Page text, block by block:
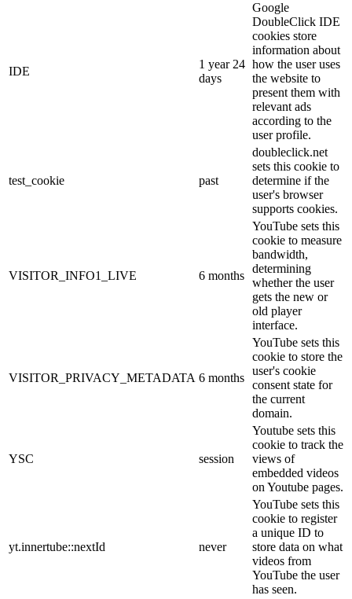
IDE
1 year 24
days
Google
DoubleClick IDE
cookies store
information about
how the user uses
the website to
present them with
relevant ads
according to the
user profile.
test_cookie past
doubleclick.net
sets this cookie to
determine if the
user's browser
supports cookies.
VISITOR_INFO1_LIVE 6 months
YouTube sets this
cookie to measure
bandwidth,
determining
whether the user
gets the new or
old player
interface.
VISITOR_PRIVACY_METADATA 6 months
YouTube sets this
cookie to store the
user's cookie
consent state for
the current
domain.
YSC session
Youtube sets this
cookie to track the
views of
embedded videos
on Youtube pages.
yt.innertube::nextId never
YouTube sets this
cookie to register
a unique ID to
store data on what
videos from
YouTube the user
has seen.